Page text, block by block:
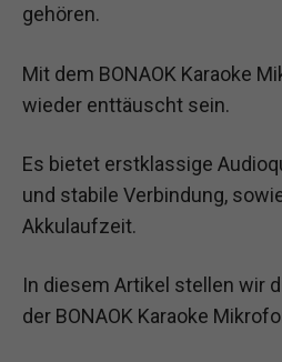
gehören.
Mit dem BONAOK Karaoke
wieder enttäuscht sein.
Es bietet erstklassige
und stabile Verbindung,
Akkulaufzeit.
In diesem Artikel stellen wir
der BONAOK Karaoke